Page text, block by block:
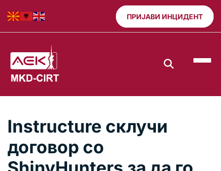
ПРИЈАВИ ИНЦИДЕНТ
Instructure склучи
договор со